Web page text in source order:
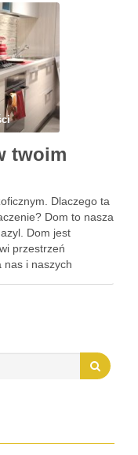
twoim
Dlaczego ta
Dom to nasza
Dom jest
przestrzeń
nas i naszych